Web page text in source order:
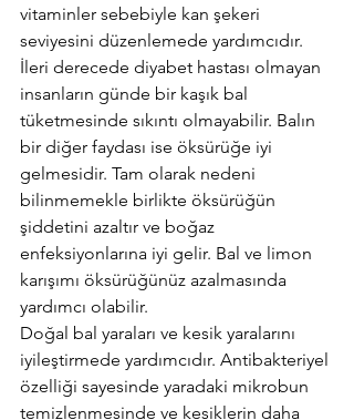
vitaminler sebebiyle kan şekeri
seviyesini düzenlemede yardımcıdır.
İleri derecede diyabet hastası olmayan
insanların günde bir kaşık bal
tüketmesinde sıkıntı olmayabilir. Balın
bir diğer faydası ise öksürüğe iyi
gelmesidir. Tam olarak nedeni
bilinmemekle birlikte öksürüğün
şiddetini azaltır ve boğaz
enfeksiyonlarına iyi gelir. Bal ve limon
karışımı öksürüğünüz azalmasında
yardımcı olabilir.
Doğal bal yaraları ve kesik yaralarını
iyileştirmede yardımcıdır. Antibakteriyel
özelliği sayesinde yaradaki mikrobun
temizlenmesinde ve kesiklerin daha